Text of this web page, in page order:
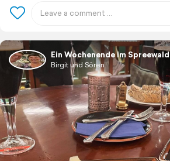
Ein Wochenende im Spreewald
Birgit und Sören